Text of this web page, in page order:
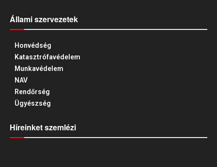
Állami szervezetek
Honvédség
Katasztrófavédelem
Munkavédelem
NAV
Rendőrség
Ügyészség
Híreinket szemlézi